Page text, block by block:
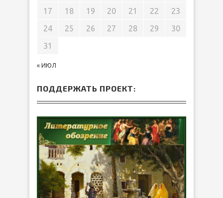
« ИЮЛ
17
18 19 20 21 22
23
24
25 26 27 28 29
30
31
ПОДДЕРЖАТЬ ПРОЕКТ: